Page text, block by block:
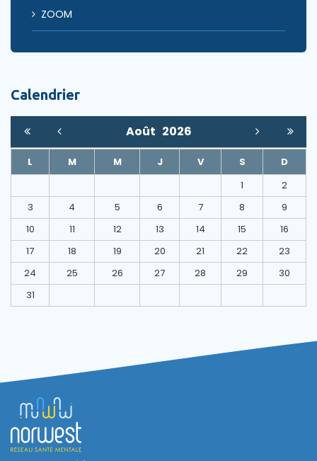
ZOOM
Calendrier
Août 2026
L M M J V S
D
1
2
3
4 5 6 7 8
9
10
11 12 13 14 15
16
17
18 19 20 21 22
23
24
25 26 27 28 29
30
31